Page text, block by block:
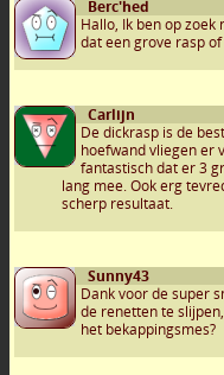
Berc'hed
Hallo, Ik ben op zoek
dat een grove rasp
Carlijn
De dickrasp is de
hoefwand vliegen er
fantastisch dat er 3
lang mee. Ook erg
scherp resultaat.
Sunny43
Dank voor de super
de renetten te
het bekappingsmes?